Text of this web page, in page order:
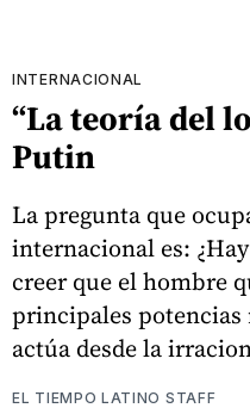
INTERNACIONAL
“La teoría del
Putin
La pregunta que
internacional es:
creer que el hombre
principales
actúa desde la
EL TIEMPO LATINO STAFF